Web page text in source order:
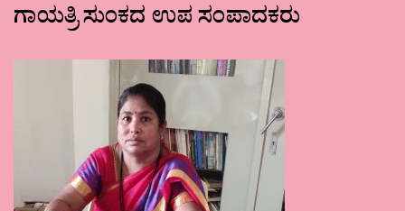
ಗಾಯತ್ರಿ ಸುಂಕದ ಉಪ ಸಂಪಾದಕರು